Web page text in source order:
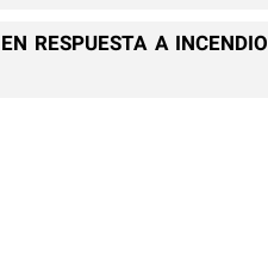
RESPUESTA A INCENDIO